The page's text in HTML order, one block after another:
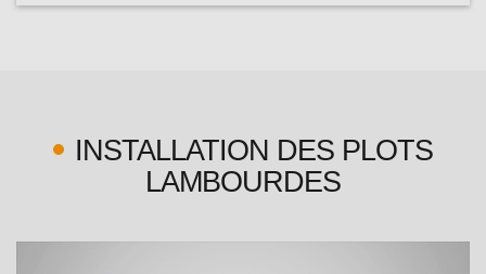
INSTALLATION DES PLOTS
LAMBOURDES